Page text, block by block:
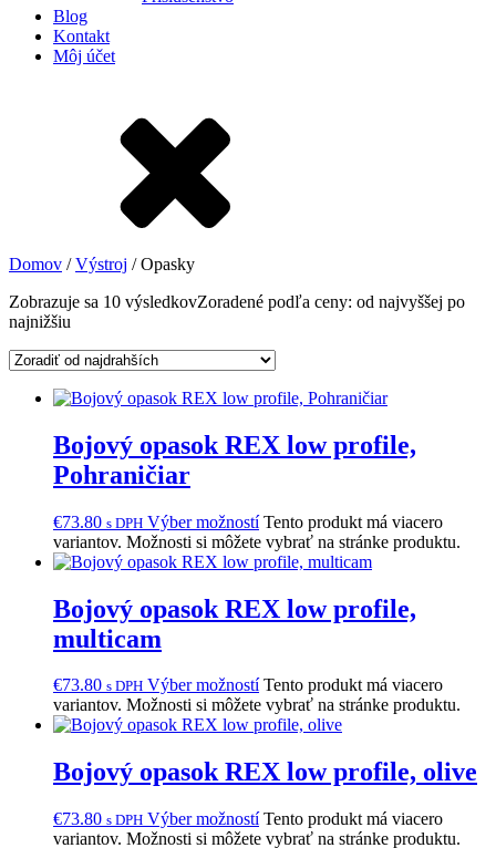
Blog
Kontakt
Môj účet
Domov /Výstroj / Opasky
Zobrazuje sa 10 výsledkovZoradené podľa ceny: od najvyššej po
najnižšiu
Bojový opasok REX low profile,
Pohraničiar
€73.80 s DPH Výber možností Tento produkt má viacero
variantov. Možnosti si môžete vybrať na stránke produktu.
Bojový opasok REX low profile,
multicam
€73.80 s DPH Výber možností Tento produkt má viacero
variantov. Možnosti si môžete vybrať na stránke produktu.
Bojový opasok REX low profile, olive
€73.80 s DPH Výber možností Tento produkt má viacero
variantov. Možnosti si môžete vybrať na stránke produktu.